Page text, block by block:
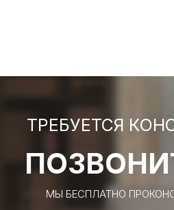
ТРЕБУЕТСЯ
МЫ БЕСПЛАТНО